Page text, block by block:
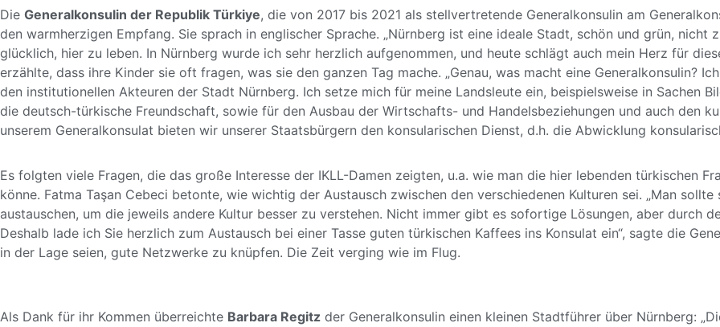
Die Generalkonsulin der Republik Türkiye, die von 2017 bis 2021 als stellvertretende Generalkonsulin am
den warmherzigen Empfang. Sie sprach in englischer Sprache. „Nürnberg ist eine ideale Stadt, schön und grün,
glücklich, hier zu leben. In Nürnberg wurde ich sehr herzlich aufgenommen, und heute schlägt auch mein Herz für
erzählte, dass ihre Kinder sie oft fragen, was sie den ganzen Tag mache. „Genau, was macht eine Generalkonsulin?
den institutionellen Akteuren der Stadt Nürnberg. Ich setze mich für meine Landsleute ein, beispielsweise in Sachen
die deutsch-türkische Freundschaft, sowie für den Ausbau der Wirtschafts- und Handelsbeziehungen und auch den
unserem Generalkonsulat bieten wir unserer Staatsbürgern den konsularischen Dienst, d.h. die Abwicklung
Es folgten viele Fragen, die das große Interesse der IKLL-Damen zeigten, u.a. wie man die hier lebenden türkischen
könne. Fatma Taşan Cebeci betonte, wie wichtig der Austausch zwischen den verschiedenen Kulturen sei. „Man
austauschen, um die jeweils andere Kultur besser zu verstehen. Nicht immer gibt es sofortige Lösungen, aber durch
Deshalb lade ich Sie herzlich zum Austausch bei einer Tasse guten türkischen Kaffees ins Konsulat ein“, sagte die
in der Lage seien, gute Netzwerke zu knüpfen. Die Zeit verging wie im Flug.
Als Dank für ihr Kommen überreichte Barbara Regitz der Generalkonsulin einen kleinen Stadtführer über Nürnberg: